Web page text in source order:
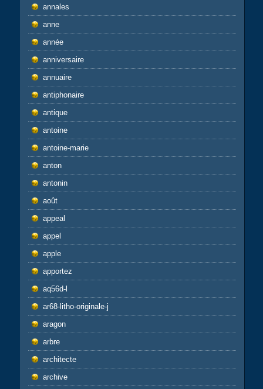
annales
anne
année
anniversaire
annuaire
antiphonaire
antique
antoine
antoine-marie
anton
antonin
août
appeal
appel
apple
apportez
aq56d-l
ar68-litho-originale-j
aragon
arbre
architecte
archive